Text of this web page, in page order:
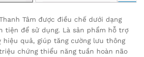
Tâm được điều chế dưới dạng
tiện để sử dụng. Là sản phẩm hỗ trợ
hiệu quả, giúp tăng cường lưu thông
chứng thiểu năng tuần hoàn não